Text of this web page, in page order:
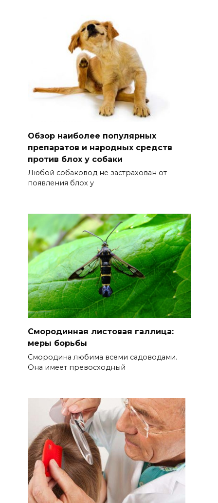
Обзор наиболее популярных
препаратов и народных средств
против блох у собаки
Любой собаковод не застрахован от
появления блох у
Смородинная листовая галлица:
меры борьбы
Смородина любима всеми садоводами.
Она имеет превосходный